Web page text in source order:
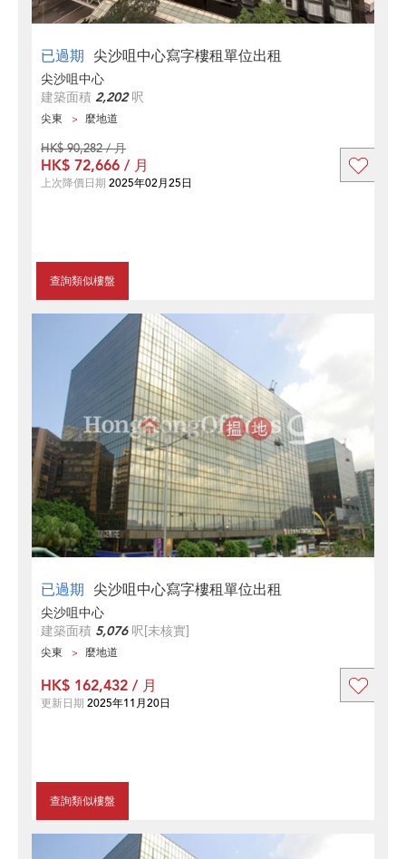
已過期 尖沙咀中心寫字樓租單位出租
尖沙咀中心
建築面積 2,202呎
尖東 麼地道
查詢類似樓盤
HK$ 90,282 / 月
HK$ 72,666 / 月
上次降價日期 2025年02月25日
已過期 尖沙咀中心寫字樓租單位出租
尖沙咀中心
建築面積 5,076呎[未核實]
尖東 麼地道
查詢類似樓盤
HK$ 162,432 / 月
更新日期 2025年11月20日